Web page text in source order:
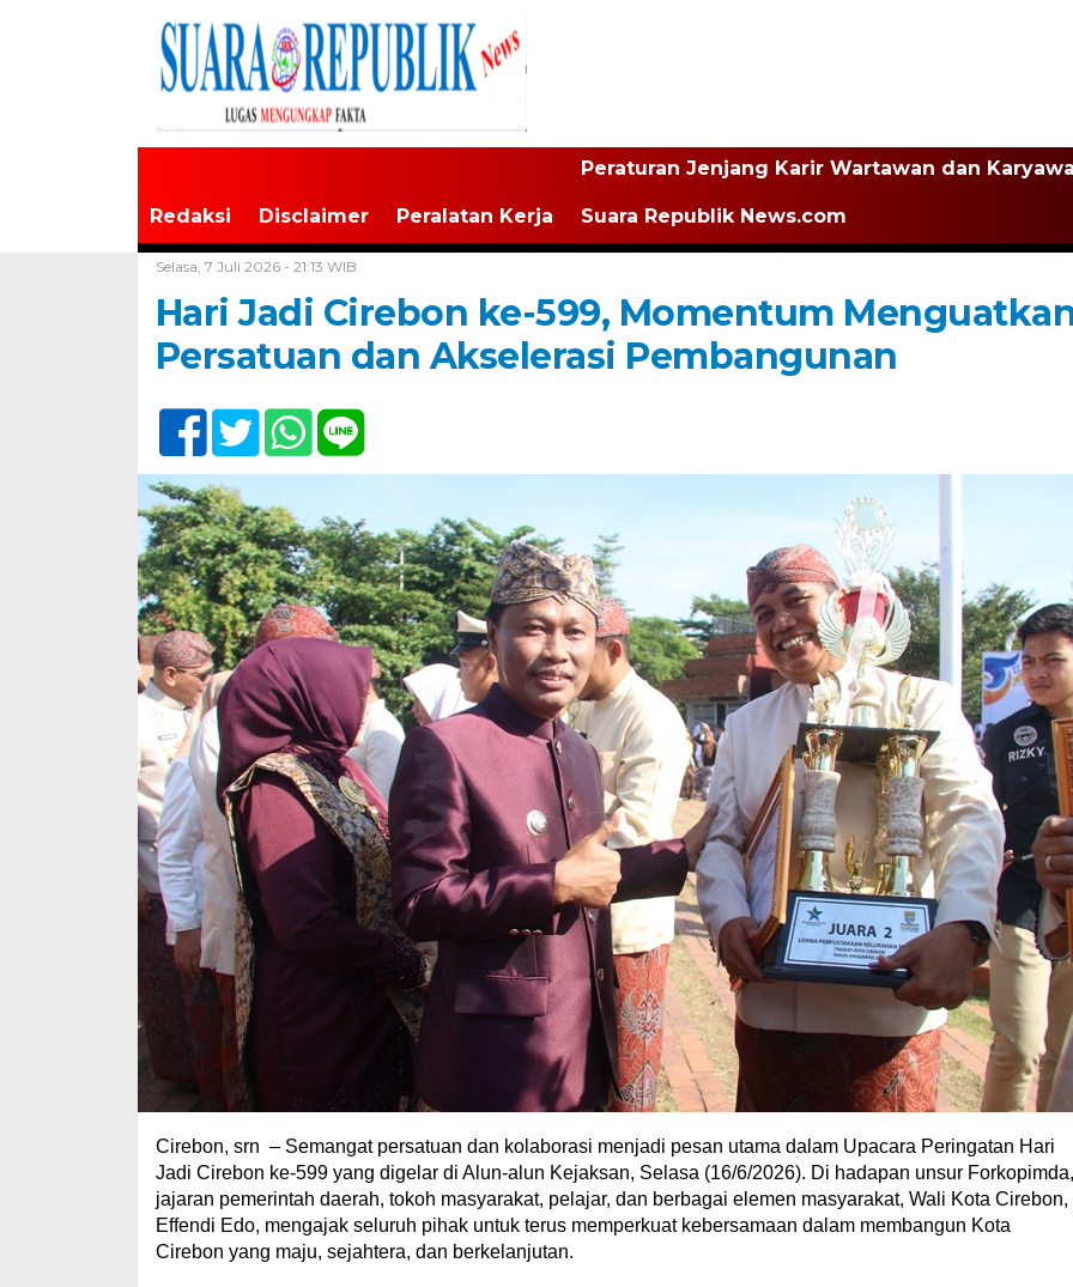
Redaksi Disclaimer Peralatan Kerja
Peraturan Jenjang Karir Wartawan dan
Suara Republik News.com
Selasa, 7 Juli 2026 - 21:13 WIB
Hari Jadi Cirebon ke-599, Momentum
Persatuan dan Akselerasi Pembangunan
Cirebon, srn – Semangat persatuan dan kolaborasi menjadi pesan utama dalam Upacara Peringatan Hari
Jadi Cirebon ke-599 yang digelar di Alun-alun Kejaksan, Selasa (16/6/2026). Di hadapan unsur Forkopimda,
jajaran pemerintah daerah, tokoh masyarakat, pelajar, dan berbagai elemen masyarakat, Wali Kota Cirebon,
Effendi Edo, mengajak seluruh pihak untuk terus memperkuat kebersamaan dalam membangun Kota
Cirebon yang maju, sejahtera, dan berkelanjutan.